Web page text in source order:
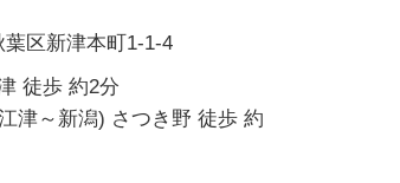
区新津本町1-1-4
徒歩 約2分
津～新潟) さつき野 徒歩 約